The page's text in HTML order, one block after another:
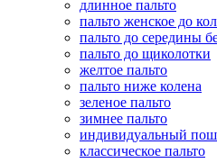
длинное пальто
пальто женское до
пальто до середины
пальто до щиколотки
желтое пальто
пальто ниже колена
зеленое пальто
зимнее пальто
индивидуальный
классическое пальто